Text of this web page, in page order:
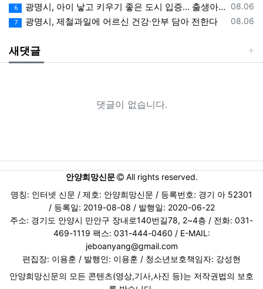
등록일
08.06
6 광명시, 아이 낳고 키우기 좋은 도시 입증… 출생아 증가율 경기도 1위
등록일
08.06
7 광명시, 제철과일에 어르신 건강·안부 담아 전한다
새댓글
댓글이 없습니다.
안양희망신문
All rights reserved.
명칭: 인터넷 신문 / 제호: 안양희망신문 / 등록번호: 경기 아 52301
/ 등록일: 2019-08-08 / 발행일: 2020-06-22
주소: 경기도 안양시 만안구 장내로140번길78, 2~4층 / 전화: 031-
469-1119 팩스: 031-444-0460 / E-MAIL:
jeboanyang@gmail.com
편집장: 이용훈 / 발행인: 이용훈 / 청소년보호책임자: 강성현
안양희망신문의 모든 콘텐츠(영상,기사,사진 등)는 저작권법의 보호